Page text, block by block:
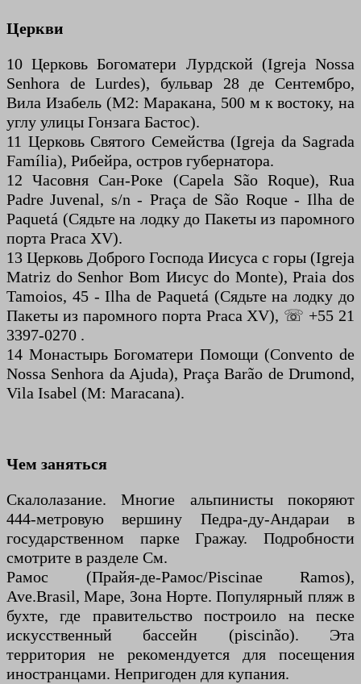
Церкви
10 Церковь Богоматери Лурдской (Igreja Nossa
Senhora de Lurdes), бульвар 28 де Сентембро,
Вила Изабель (M2: Маракана, 500 м к востоку, на
углу улицы Гонзага Бастос).
11 Церковь Святого Семейства (Igreja da Sagrada
Família), Рибейра, остров губернатора.
12 Часовня Сан-Роке (Capela São Roque), Rua
Padre Juvenal, s/n - Praça de São Roque - Ilha de
Paquetá (Сядьте на лодку до Пакеты из паромного
порта Praca XV).
13 Церковь Доброго Господа Иисуса с горы (Igreja
Matriz do Senhor Bom Иисус do Monte), Praia dos
Tamoios, 45 - Ilha de Paquetá (Сядьте на лодку до
Пакеты из паромного порта Praca XV), ☏ +55 21
3397-0270 .
14 Монастырь Богоматери Помощи (Convento de
Nossa Senhora da Ajuda), Praça Barão de Drumond,
Vila Isabel (M: Maracana).
Чем заняться
Скалолазание. Многие альпинисты покоряют
444-метровую вершину Педра-ду-Андараи в
государственном парке Гражау. Подробности
смотрите в разделе См.
Рамос (Прайя-де-Рамос/Piscinae Ramos),
Ave.Brasil, Маре, Зона Норте. Популярный пляж в
бухте, где правительство построило на песке
искусственный бассейн (piscinão). Эта
территория не рекомендуется для посещения
иностранцами. Непригоден для купания.